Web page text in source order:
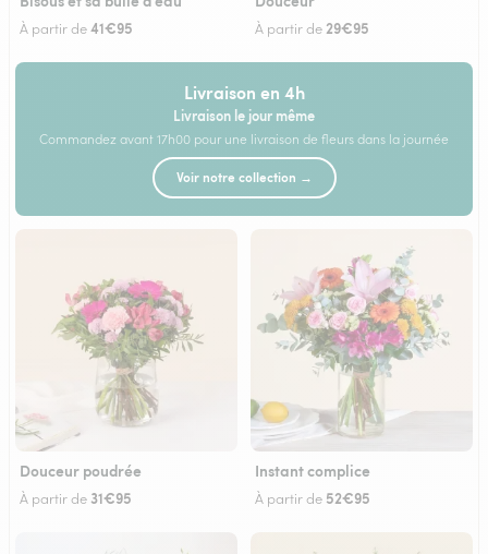
À partir de41€95 À partir de 29€95
Livraison en 4h
Livraison le jour même
Commandez avant 17h00 pour une livraison de fleurs dans la journée
Voir notre collection →
Douceur poudrée
À partir de 31€95
Instant complice
À partir de 52€95